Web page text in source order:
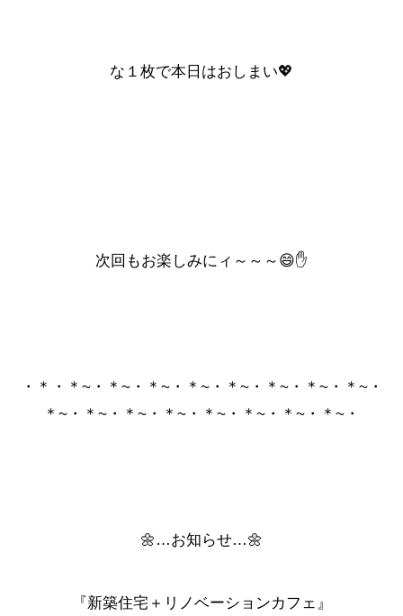
な１枚で本日はおしまい💖
次回もお楽しみにィ～～～😄✋
・＊・＊~・＊~・＊~・＊~・＊~・＊~・＊~・＊~・
＊~・＊~・＊~・＊~・＊~・＊~・＊~・＊~・
🌼…お知らせ…🌼
『新築住宅＋リノベーションカフェ』